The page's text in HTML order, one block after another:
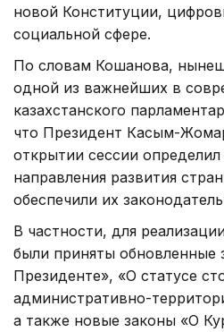
новой Конституции,
социальной сфере.
По словам Кошанова,
одной из важнейших в
казахстанского
что Президент Касым-
открытии сессии определил
направления развития
обеспечили их
В частности, для
были приняты обновленные
Президенте», «О статусе
административно-
а также новые законы «О